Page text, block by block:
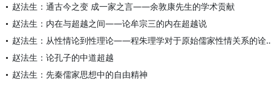
赵法生：通古今之变 成一家之言——余敦康先生的学术贡献
赵法生：内在与超越之间——论牟宗三的内在超越说
赵法生：从性情论到性理论——
赵法生：论孔子的中道超越
赵法生：先秦儒家思想中的自由精神